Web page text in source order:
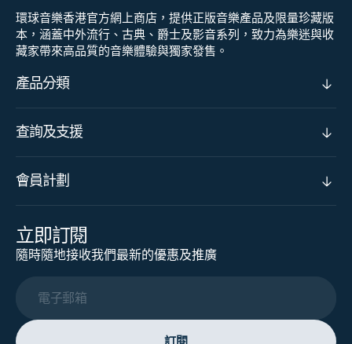
環球音樂香港官方網上商店，提供正版音樂產品及限量珍藏版
本，涵蓋中外流行、古典、爵士及影音系列，致力為樂迷與收
藏家帶來高品質的音樂體驗與獨家發售。
產品分類
查詢及支援
會員計劃
立即訂閱
隨時隨地接收我們最新的優惠及推廣
電子郵箱